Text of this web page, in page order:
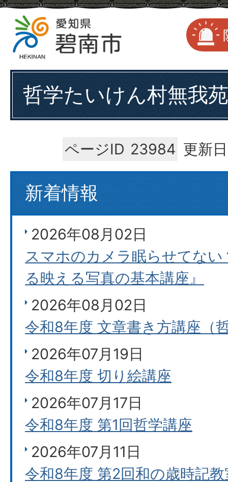
哲学たいけん村無我苑
ページID 23984 更新
新着情報
2026年08月02日
スマホのカメラ眠らせてない
る映える写真の基本講座』
2026年08月02日
令和8年度 文章書き方講座（
2026年07月19日
令和8年度 切り絵講座
2026年07月17日
令和8年度 第1回哲学講座
2026年07月11日
令和8年度 第2回和の歳時記教